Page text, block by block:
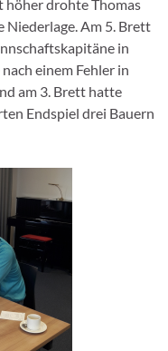
höher drohte Thomas
Niederlage. Am 5. Brett
in
einem Fehler in
am 3. Brett hatte
Endspiel drei Bauern